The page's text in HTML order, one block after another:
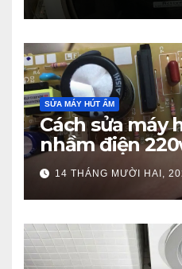
SỬA MÁY HÚT ẨM
Cách sửa máy
nhầm điện
Z
14 THÁNG MƯỜI HAI,